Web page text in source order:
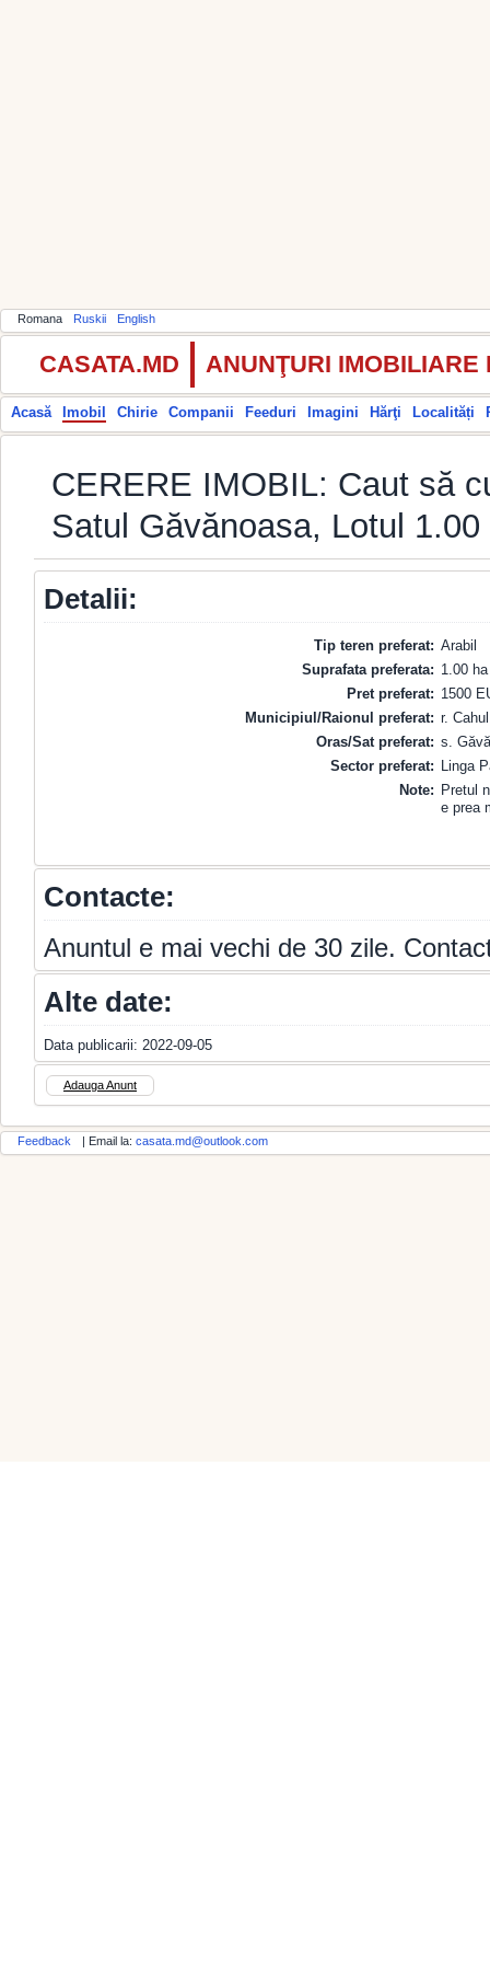
Romana Ruskii English
CASATA.MD ANUNŢURI IMOBILIARE
Acasă Imobil Chirie Companii Feeduri Imagini Hărţi Localități
CERERE IMOBIL: Caut să
Satul Găvănoasa, Lotul
Detalii:
Tip teren preferat: Arabil
Suprafata preferata: 1.00 ha
Pret preferat: 1500
Municipiul/Raionul preferat: r. Cahul
Oras/Sat preferat: s.
Sector preferat: Linga
Note: Pretul
e prea
Contacte:
Anuntul e mai vechi de 30 zile.
Alte date:
Data publicarii: 2022-09-05
Adauga Anunt
Feedback | Email la: casata.md@outlook.com